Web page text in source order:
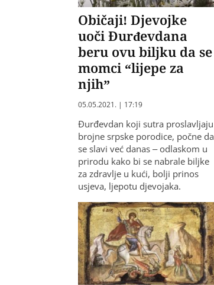
Običaji! Djevojke
uoči Đurđevdana
beru ovu biljku da se
momci “lijepe za
njih”
05.05.2021. | 17:19
Đurđevdan koji sutra proslavljaju
brojne srpske porodice, počne da
se slavi već danas – odlaskom u
prirodu kako bi se nabrale biljke
za zdravlje u kući, bolji prinos
usjeva, ljepotu djevojaka.